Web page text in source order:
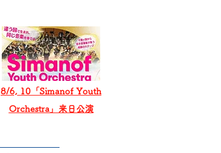
8/6, 10「Simanof Youth
Orchestra」来日公演